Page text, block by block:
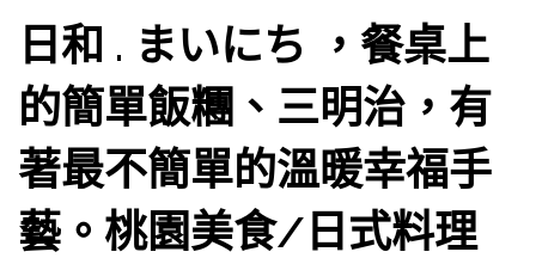
日和 . まいにち ，餐桌上
的簡單飯糰、三明治，有
著最不簡單的溫暖幸福手
藝。桃園美食/日式料理